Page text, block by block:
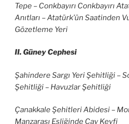
Tepe – Conkbayırı Conkbayırı
Anıtları – Atatürk’ün Saatinden
Gözetleme Yeri
II. Güney Cephesi
Şahindere Sargı Yeri Şehitliği –
Şehitliği – Havuzlar Şehitliği
Çanakkale Şehitleri Abidesi –
Manzarası Eşliğinde Çay Keyfi